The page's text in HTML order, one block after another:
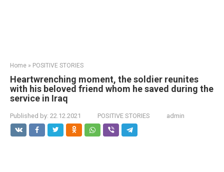
Home » POSITIVE STORIES
Heartwrenching moment, the soldier reunites
with his beloved friend whom he saved during the
service in Iraq
Published by: 22.12.2021 POSITIVE STORIES admin